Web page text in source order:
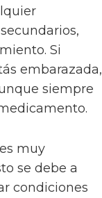
Si
embarazada,
siempre
muy
se debe a
condiciones